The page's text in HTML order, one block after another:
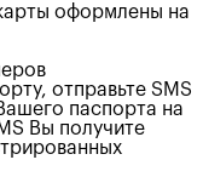
оформлены на
отправьте SMS
паспорта на
Вы получите